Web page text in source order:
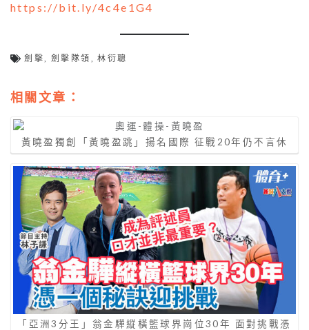
https://bit.ly/4c4e1G4
劍擊,劍擊隊領 ,林衍聰
相關文章：
黃曉盈獨創「黃曉盈跳」揚名國際 征戰20年仍不言休
「亞洲3分王」翁金驊縱橫籃球界崗位30年 面對挑戰憑